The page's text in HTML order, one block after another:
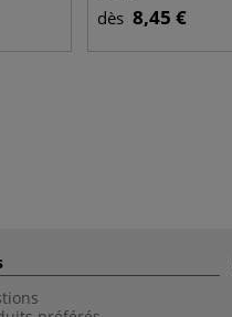
dès 8,45 €